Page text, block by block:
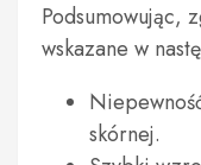
Podsumowując,
wskazane w
skórnej.